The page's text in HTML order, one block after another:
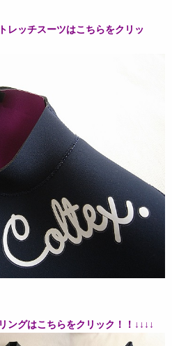
レッチスーツはこちらをクリッ
グはこちらをクリック！！↓↓↓↓